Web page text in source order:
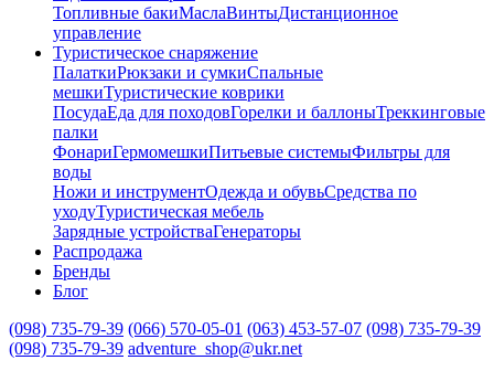
Топливные бакиМаслаВинтыДистанционное
управление
Туристическое снаряжение
ПалаткиРюкзаки и сумкиСпальные
мешкиТуристические коврики
ПосудаЕда для походовГорелки и баллоныТреккинговые
палки
ФонариГермомешкиПитьевые системыФильтры для
воды
Ножи и инструментОдежда и обувьСредства по
уходуТуристическая мебель
Зарядные устройстваГенераторы
Распродажа
Бренды
Блог
(098) 735-79-39 (066) 570-05-01 (063) 453-57-07 (098) 735-79-39
(098) 735-79-39 adventure_shop@ukr.net